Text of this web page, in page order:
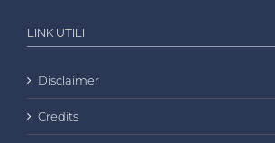
LINK UTILI
Disclaimer
Credits